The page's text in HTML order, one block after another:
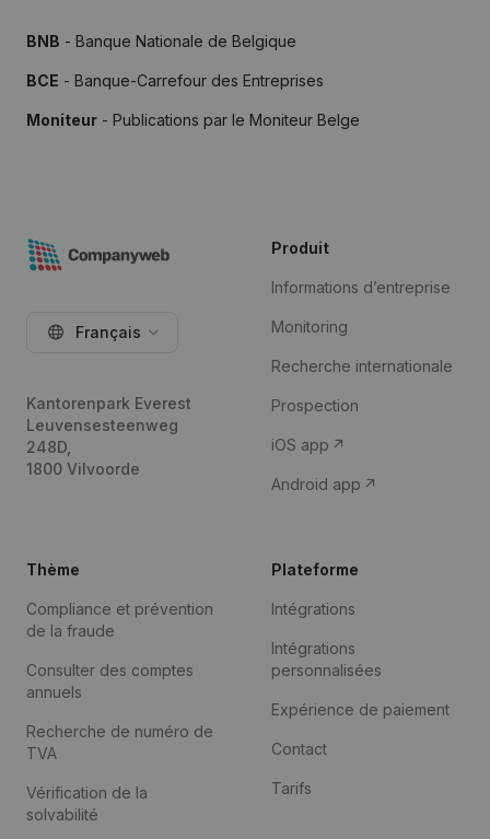
BNB - Banque Nationale de Belgique
BCE - Banque-Carrefour des Entreprises
Moniteur - Publications par le Moniteur Belge
Français
Kantorenpark Everest
Leuvensesteenweg
248D,
1800 Vilvoorde
Produit
Informations d’entreprise
Monitoring
Recherche internationale
Prospection
iOS app
Android app
Thème
Compliance et prévention
de la fraude
Consulter des comptes
annuels
Recherche de numéro de
TVA
Vérification de la
solvabilité
Plateforme
Intégrations
Intégrations
personnalisées
Expérience de paiement
Contact
Tarifs